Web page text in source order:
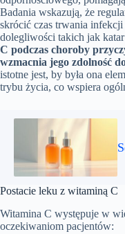
Badania wskazują, że
skrócić czas trwania
dolegliwości takich jak katar
C podczas choroby
wzmacnia jego zdolność
istotne jest, by była ona
trybu życia, co wspiera
Postacie leku z witaminą C
Witamina C występuje w
oczekiwaniom pacjentów: